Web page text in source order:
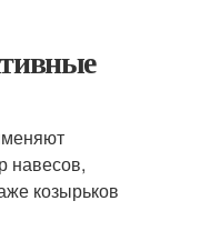
навесов,
козырьков